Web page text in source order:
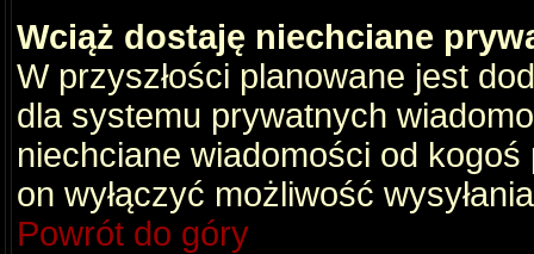
Wciąż dostaję niechciane
W przyszłości planowane jest
dla systemu prywatnych
niechciane wiadomości od
on wyłączyć możliwość
Powrót do góry